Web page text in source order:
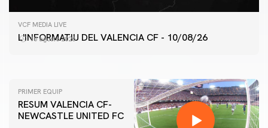
VCF MEDIA LIVE
L'INFORMATIU DEL VALENCIA CF - 10/08/26
10 agosto 2026
VCF FEMENÍ
ENTRENAMENT DEL VALENCIA CF FEMENÍ (10/08/26)
PRIMER EQUIP
RESUM VALENCIA CF-
NEWCASTLE UNITED FC